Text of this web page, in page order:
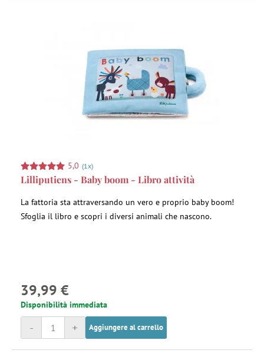
5,0 (1x)
Lilliputiens - Baby boom - Libro attività
La fattoria sta attraversando un vero e proprio baby boom!
Sfoglia il libro e scopri i diversi animali che nascono.
39,99 €
Disponibilità immediata
+
- Aggiungere al carrello